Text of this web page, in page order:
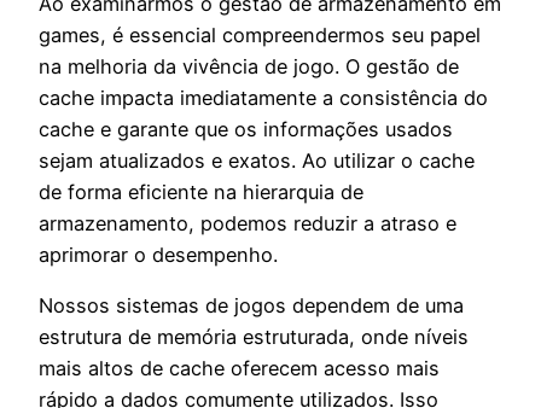
games, é essencial compreendermos seu papel
na melhoria da vivência de jogo. O gestão de
cache impacta imediatamente a consistência do
cache e garante que os informações usados
sejam atualizados e exatos. Ao utilizar o cache
de forma eficiente na hierarquia de
armazenamento, podemos reduzir a atraso e
aprimorar o desempenho.
Nossos sistemas de jogos dependem de uma
estrutura de memória estruturada, onde níveis
mais altos de cache oferecem acesso mais
rápido a dados comumente utilizados. Isso